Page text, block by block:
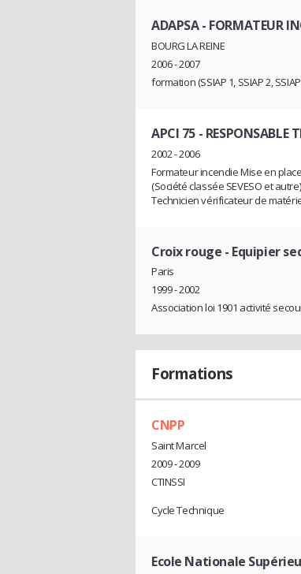
ADAPSA- FORMATEUR
BOURG LA REINE
2006 - 2007
formation (SSIAP 1, SSIAP 2, SSIAP
APCI 75 - RESPONSABLE
2002 - 2006
Formateur incendie Mise en
(Société classée SEVESO et
Technicien vérificateur de
Croix rouge - Equipier
Paris
1999 - 2002
Association loi 1901 activité
Formations
CNPP
Saint Marcel
2009 - 2009
CTINSSI
Cycle Technique
Ecole Nationale